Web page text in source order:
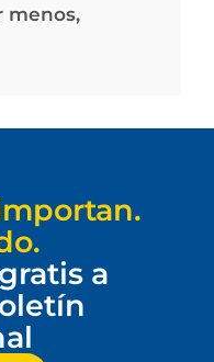
menos,
a